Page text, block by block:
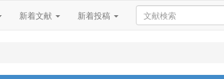
新着文献 新着投稿